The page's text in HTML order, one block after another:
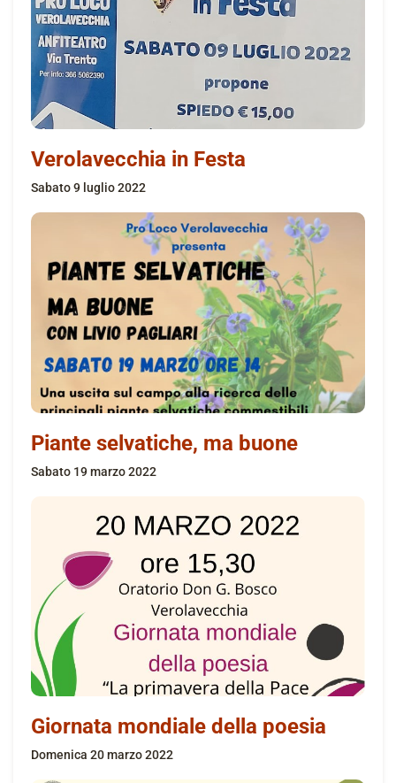
Verolavecchia in Festa
sabato 9 luglio 2022
Piante selvatiche, ma buone
sabato 19 marzo 2022
Giornata mondiale della poesia
domenica 20 marzo 2022